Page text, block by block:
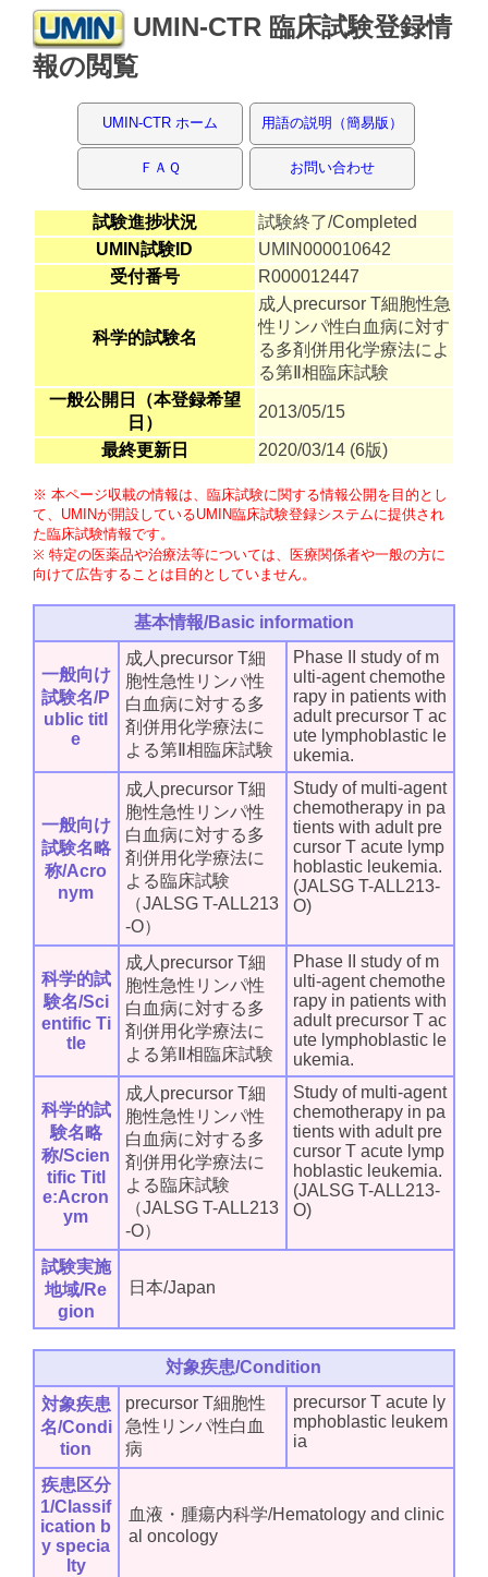
UMIN-CTR 臨床試験登録情
報の閲覧
UMIN-CTR ホーム 用語の説明（簡易版）
ＦＡＱ お問い合わせ
試験進捗状況
試験終了/Completed
UMIN試験ID
UMIN000010642
受付番号
R000012447
科学的試験名
成人precursor T細胞性急
性リンパ性白血病に対す
る多剤併用化学療法によ
る第Ⅱ相臨床試験
一般公開日（本登録希望
日）
2013/05/15
最終更新日 2020/03/14 (6版)
※ 本ページ収載の情報は、臨床試験に関する情報公開を目的とし
て、UMINが開設しているUMIN臨床試験登録システムに提供され
た臨床試験情報です。
※ 特定の医薬品や治療法等については、医療関係者や一般の方に
向けて広告することは目的としていません。
基本情報/Basic information
一般向け
試験名/P
ublic titl
e
成人precursor T細
胞性急性リンパ性
白血病に対する多
剤併用化学療法に
よる第Ⅱ相臨床試験
Phase II study of m
ulti-agent chemothe
rapy in patients with
adult precursor T ac
ute lymphoblastic le
ukemia.
一般向け
試験名略
称/Acro
nym
成人precursor T細
胞性急性リンパ性
白血病に対する多
剤併用化学療法に
よる臨床試験
（JALSG T-ALL213
-O）
Study of multi-agent
chemotherapy in pa
tients with adult pre
cursor T acute lymp
hoblastic leukemia.
(JALSG T-ALL213-
O)
科学的試
験名/Sci
entific Ti
tle
成人precursor T細
胞性急性リンパ性
白血病に対する多
剤併用化学療法に
よる第Ⅱ相臨床試験
Phase II study of m
ulti-agent chemothe
rapy in patients with
adult precursor T ac
ute lymphoblastic le
ukemia.
科学的試
験名略
称/Scien
tific Titl
e:Acron
ym
成人precursor T細
胞性急性リンパ性
白血病に対する多
剤併用化学療法に
よる臨床試験
（JALSG T-ALL213
-O）
Study of multi-agent
chemotherapy in pa
tients with adult pre
cursor T acute lymp
hoblastic leukemia.
(JALSG T-ALL213-
O)
試験実施
地域/Re
gion
日本/Japan
対象疾患/Condition
対象疾患
名/Condi
tion
precursor T細胞性
急性リンパ性白血
病
precursor T acute ly
mphoblastic leukem
ia
疾患区分
1/Classif
ication b
y specia
lty
血液・腫瘍内科学/Hematology and clinic
al oncology